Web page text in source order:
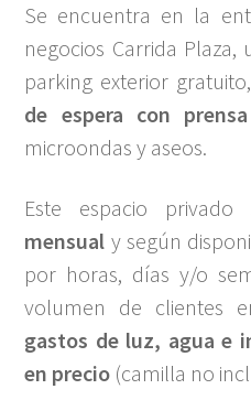
Se encuentra en la
negocios Carrida
parking exterior gratuito,
de espera con
microondas y aseos.
Este espacio privado
mensual y según
por horas, días y/o
volumen de clientes
gastos de luz, agua e
en precio (camilla no